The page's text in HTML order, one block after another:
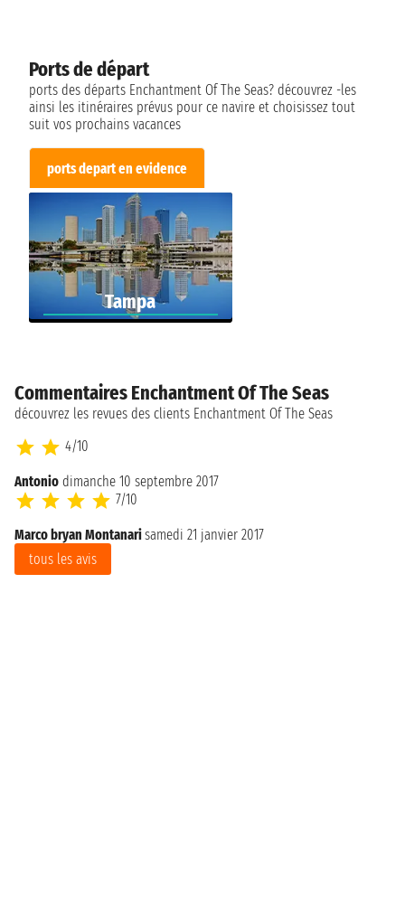
Ports de départ
ports des départs Enchantment Of The Seas? découvrez -les
ainsi les itinéraires prévus pour ce navire et choisissez tout
suit vos prochains vacances
ports depart en evidence
Tampa
Commentaires Enchantment Of The Seas
découvrez les revues des clients Enchantment Of The Seas
4/10
Antonio dimanche 10 septembre 2017
7/10
Marco bryan Montanarisamedi 21 janvier 2017
tous les avis